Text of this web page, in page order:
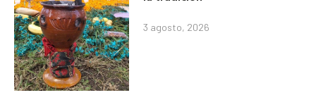
3 agosto, 2026